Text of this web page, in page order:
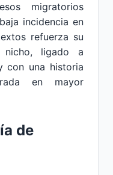
migratorios
incidencia en
refuerza su
ligado a
con una historia
en mayor
de